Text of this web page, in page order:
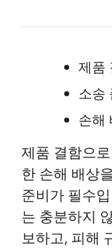
제품
소송
손해
제품 결함으
한 손해 배상
준비가 필수
는 충분하지
보하고, 피해